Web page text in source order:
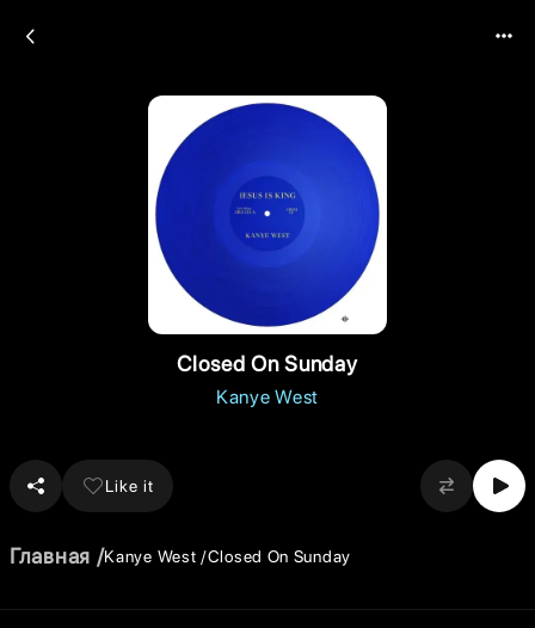
Closed On Sunday
Kanye West
Like it
Главная Kanye West Closed On Sunday